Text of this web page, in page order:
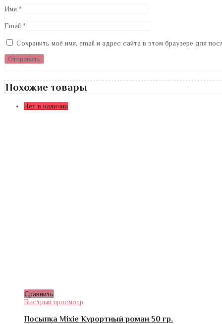
Имя *
Email *
Сохранить моё имя, email и адрес сайта в этом браузере для
Похожие товары
Нет в наличии
Сравнить
Быстрый просмотр
Посыпка Mixie Курортный роман 50 гр.